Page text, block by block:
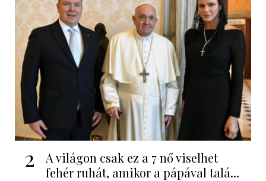
2
A világon csak ez a 7 nő viselhet
fehér ruhát, amikor a pápával talá...